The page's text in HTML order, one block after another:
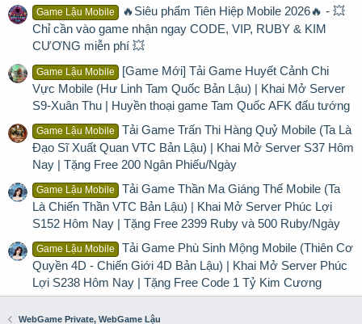
Game Lậu Mobile
🔥Siêu phẩm Tiên Hiệp Mobile 2026🔥 - 💥
Chỉ cần vào game nhận ngay CODE, VIP, RUBY & KIM
CƯƠNG miễn phí 💥
Game Lậu Mobile
[Game Mới] Tải Game Huyết Cảnh Chi
Vực Mobile (Hư Linh Tam Quốc Bản Lậu) | Khai Mở Server
S9-Xuân Thu | Huyền thoại game Tam Quốc AFK đấu tướng
Game Lậu Mobile
Tải Game Trấn Thi Hàng Quỷ Mobile (Ta Là
Đạo Sĩ Xuất Quan VTC Bản Lậu) | Khai Mở Server S37 Hôm
Nay | Tặng Free 200 Ngân Phiếu/Ngày
Game Lậu Mobile
Tải Game Thần Ma Giáng Thế Mobile (Ta
Là Chiến Thần VTC Bản Lậu) | Khai Mở Server Phúc Lợi
S152 Hôm Nay | Tặng Free 2399 Ruby và 500 Ruby/Ngày
Game Lậu Mobile
Tải Game Phù Sinh Mộng Mobile (Thiên Cơ
Quyền 4D - Chiến Giới 4D Bản Lậu) | Khai Mở Server Phúc
Lợi S238 Hôm Nay | Tặng Free Code 1 Tỷ Kim Cương
WebGame Private, WebGame Lậu